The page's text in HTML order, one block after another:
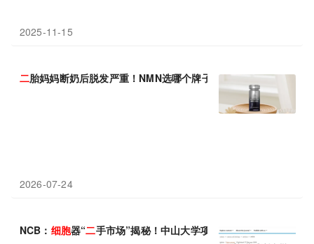
2025-11-15
二胎妈妈断奶后脱发严重！NMN选哪个牌子不踩坑，吉瑞维温和有
2026-07-24
NCB： 细胞器“二手市场”揭秘！中山大学项鹏/肖海鹏/邓春华/陈莉